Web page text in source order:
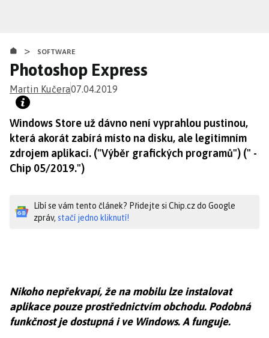
obsahu
> SOFTWARE
Photoshop Express
Martin Kučera07.04.2019
Windows Store už dávno není vyprahlou pustinou,
která akorát zabírá místo na disku, ale legitimním
zdrojem aplikací. ("Výběr grafických programů") (" -
Chip 05/2019.")
Líbí se vám tento článek? Přidejte si Chip.cz do Google
zpráv, stačí jedno kliknutí!
Nikoho nepřekvapí, že na mobilu lze instalovat
aplikace pouze prostřednictvím obchodu. Podobná
funkčnost je dostupná i ve Windows. A funguje.